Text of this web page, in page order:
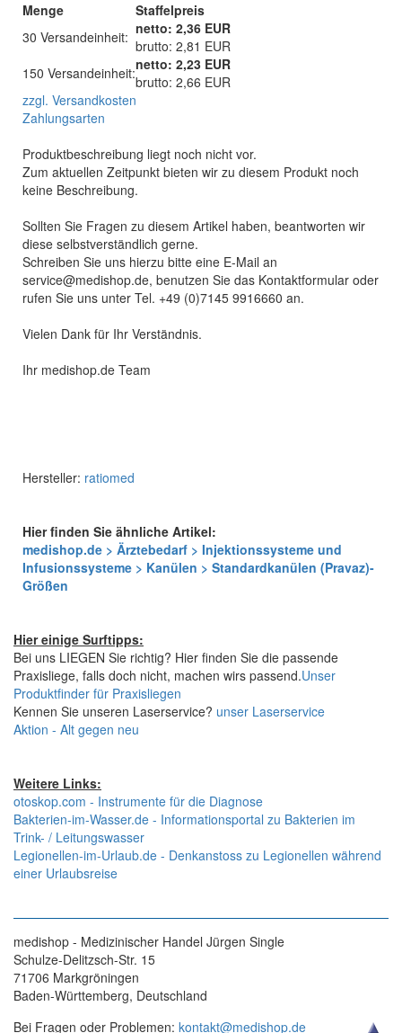
Menge
Staffelpreis
30 Versandeinheit: netto: 2,36 EUR
brutto: 2,81 EUR
150 Versandeinheit:netto: 2,23 EUR
brutto: 2,66 EUR
zzgl. Versandkosten
Zahlungsarten
Produktbeschreibung liegt noch nicht vor.
Zum aktuellen Zeitpunkt bieten wir zu diesem Produkt noch
keine Beschreibung.
Sollten Sie Fragen zu diesem Artikel haben, beantworten wir
diese selbstverständlich gerne.
Schreiben Sie uns hierzu bitte eine E-Mail an
service@medishop.de, benutzen Sie das Kontaktformular oder
rufen Sie uns unter Tel. +49 (0)7145 9916660 an.
Vielen Dank für Ihr Verständnis.
Ihr medishop.de Team
Hersteller: ratiomed
Hier finden Sie ähnliche Artikel:
medishop.de > Ärztebedarf > Injektionssysteme und
Infusionssysteme > Kanülen > Standardkanülen (Pravaz)-
Größen
Hier einige Surftipps:
Bei uns LIEGEN Sie richtig? Hier finden Sie die passende
Praxisliege, falls doch nicht, machen wirs passend.Unser
Produktfinder für Praxisliegen
Kennen Sie unseren Laserservice? unser Laserservice
Aktion - Alt gegen neu
Weitere Links:
otoskop.com - Instrumente für die Diagnose
Bakterien-im-Wasser.de - Informationsportal zu Bakterien im
Trink- / Leitungswasser
Legionellen-im-Urlaub.de - Denkanstoss zu Legionellen während
einer Urlaubsreise
medishop - Medizinischer Handel Jürgen Single
Schulze-Delitzsch-Str. 15
71706 Markgröningen
Baden-Württemberg, Deutschland
Bei Fragen oder Problemen: kontakt@medishop.de